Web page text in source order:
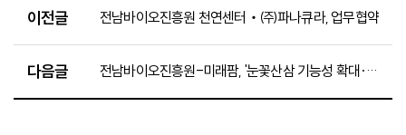
이전글 전남바이오진흥원 천연센터‧㈜파나큐라, 업무협약
다음글 전남바이오진흥원-미래팜, '눈꽃산삼 기능성 확대·사업화 공동연구' 업무협약 체결